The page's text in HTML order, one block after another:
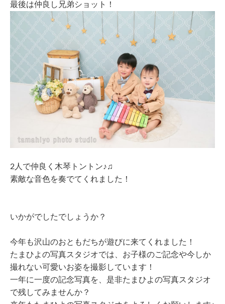
最後は仲良し兄弟ショット！
2人で仲良く木琴トントン♪♫
素敵な音色を奏でてくれました！
いかがでしたでしょうか？
今年も沢山のおともだちが遊びに来てくれました！
たまひよの写真スタジオでは、お子様のご記念や今しか
撮れない可愛いお姿を撮影しています！
一年に一度の記念写真を、是非たまひよの写真スタジオ
で残してみませんか？